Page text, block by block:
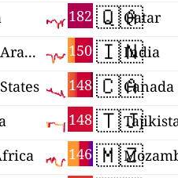
182
150
United Arab Emirates
148
148
146
🇶🇦Qatar
🇮🇳India
🇨🇦Canada
🇹🇯
🇲🇿